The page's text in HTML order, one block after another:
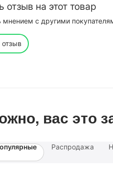
отзыв на этот товар
мнением с другими
отзыв
вас это
Распродажа